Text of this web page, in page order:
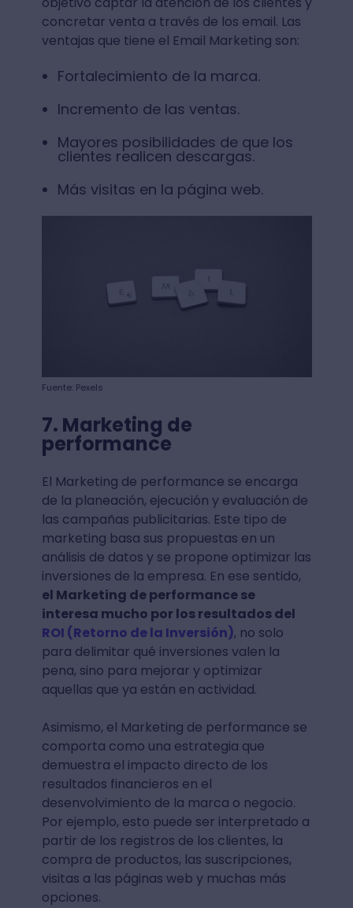
concretar venta a través de los email. Las
ventajas que tiene el Email Marketing son:
Fortalecimiento de la marca.
Incremento de las ventas.
Mayores posibilidades de que los
clientes realicen descargas.
Más visitas en la página web.
Fuente: Pexels
7. Marketing de
performance
El Marketing de performance se encarga
de la planeación, ejecución y evaluación de
las campañas publicitarias. Este tipo de
marketing basa sus propuestas en un
análisis de datos y se propone optimizar las
inversiones de la empresa. En ese sentido,
el Marketing de performance se
interesa mucho por los resultados del
ROI (Retorno de la Inversión), no solo
para delimitar qué inversiones valen la
pena, sino para mejorar y optimizar
aquellas que ya están en actividad.
Asimismo, el Marketing de performance se
comporta como una estrategia que
demuestra el impacto directo de los
resultados financieros en el
desenvolvimiento de la marca o negocio.
Por ejemplo, esto puede ser interpretado a
partir de los registros de los clientes, la
compra de productos, las suscripciones,
visitas a las páginas web y muchas más
opciones.